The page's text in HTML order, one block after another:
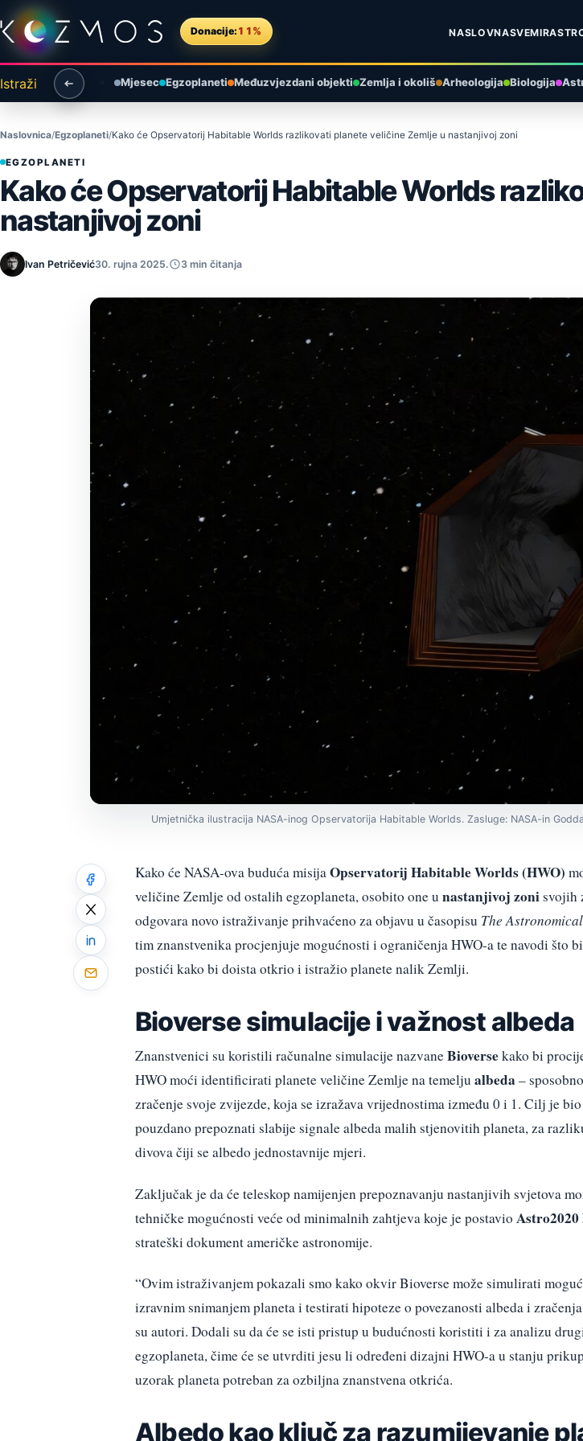
Preskoči na sadržaj
Donacije: 11% NASLOVNASVEMIR
Istraži Mjesec Egzoplaneti Međuzvjezdani objekti Zemlja i okoliš Arheologija Biologija
Naslovnica Egzoplaneti Kako će Opservatorij Habitable Worlds razlikovati planete veličine Zemlje u nastanjivoj zoni
EGZOPLANETI
Kako će Opservatorij Habitable Worlds
nastanjivoj zoni
Ivan Petričević30. rujna 2025. 3 min čitanja
Umjetnička ilustracija NASA-inog Opservatorija Habitable Worlds. Zasluge: NASA-in
Kako će NASA-ova buduća misija Opservatorij Habitable Worlds (HWO)
veličine Zemlje od ostalih egzoplaneta, osobito one u nastanjivoj zonisvojih
odgovara novo istraživanje prihvaćeno za objavu u časopisu The
tim znanstvenika procjenjuje mogućnosti i ograničenja HWO-a te navodi što
postići kako bi doista otkrio i istražio planete nalik Zemlji.
Bioverse simulacije i važnost albeda
Znanstvenici su koristili računalne simulacije nazvaneBioversekako bi
HWO moći identificirati planete veličine Zemlje na temelju albeda –
zračenje svoje zvijezde, koja se izražava vrijednostima između 0 i 1. Cilj je
pouzdano prepoznati slabije signale albeda malih stjenovitih planeta, za
divova čiji se albedo jednostavnije mjeri.
Zaključak je da će teleskop namijenjen prepoznavanju nastanjivih svjetova
tehničke mogućnosti veće od minimalnih zahtjeva koje je postavio Astro2020
strateški dokument američke astronomije.
“Ovim istraživanjem pokazali smo kako okvir Bioverse može simulirati
izravnim snimanjem planeta i testirati hipoteze o povezanosti albeda i
su autori. Dodali su da će se isti pristup u budućnosti koristiti i za analizu
egzoplaneta, čime će se utvrditi jesu li određeni dizajni HWO-a u stanju
uzorak planeta potreban za ozbiljna znanstvena otkrića.
Albedo kao ključ za razumijevanje